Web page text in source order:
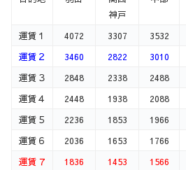
神戸
運賃１ 4072 3307 3532
運賃２
3460 2822 3010
運賃３
2848 2338 2488
運賃４
2448 1938 2088
運賃５
2236 1853 1966
運賃６
2036 1653 1766
運賃７
1836 1453 1566